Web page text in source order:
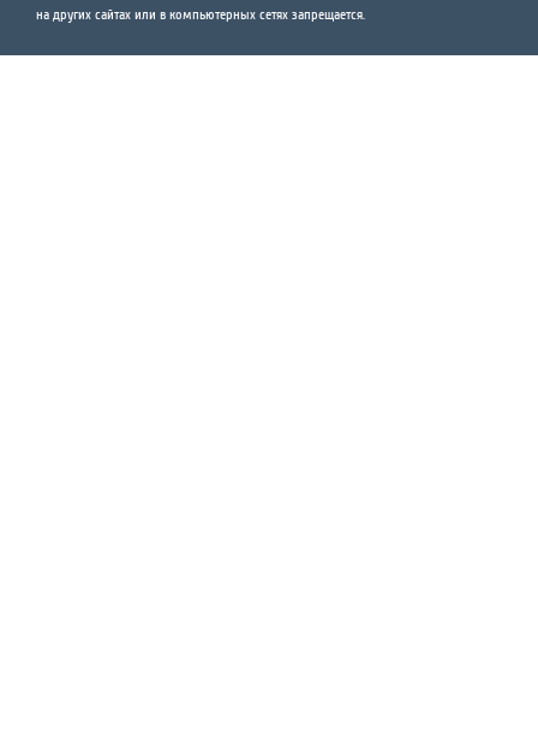
на других сайтах или в компьютерных сетях запрещается.